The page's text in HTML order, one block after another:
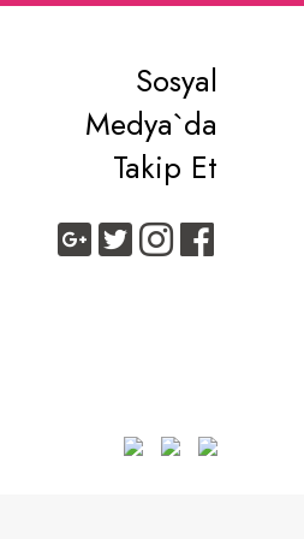
Sosyal
Medya`da
Takip Et